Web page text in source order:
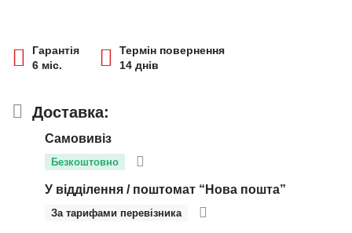
Гарантія
6 міс.
Термін повернення
14 днів
Доставка:
Самовивіз
Безкоштовно
У відділення / поштомат “Нова пошта”
За тарифами перевізника